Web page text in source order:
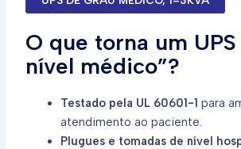
O que torna um UPS
nível médico”?
Testado pela UL 60601-1 para
atendimento ao paciente.
Plugues e tomadas de nível